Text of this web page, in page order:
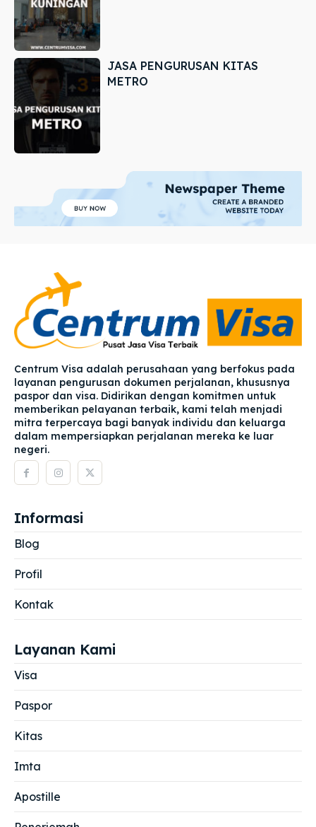
JASA PENGURUSAN KITAS
METRO
Centrum Visa adalah perusahaan yang berfokus pada
layanan pengurusan dokumen perjalanan, khususnya
paspor dan visa. Didirikan dengan komitmen untuk
memberikan pelayanan terbaik, kami telah menjadi
mitra terpercaya bagi banyak individu dan keluarga
dalam mempersiapkan perjalanan mereka ke luar
negeri.
Informasi
Blog
Profil
Kontak
Layanan Kami
Visa
Paspor
Kitas
Imta
Apostille